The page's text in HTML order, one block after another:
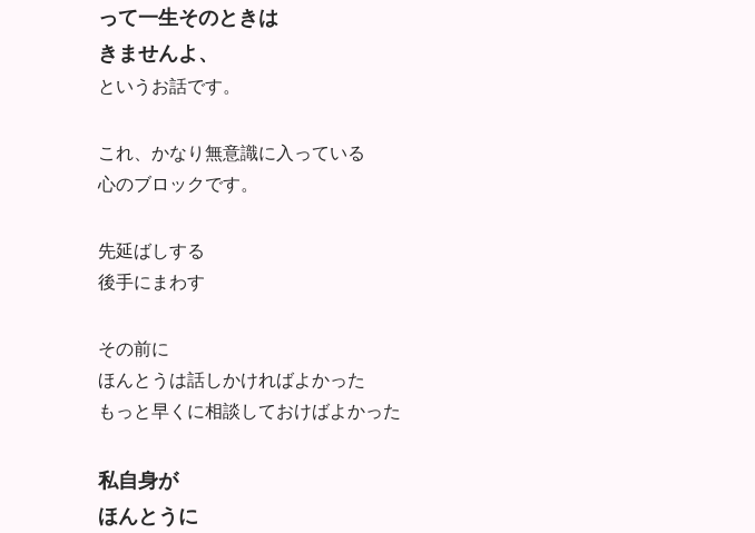
って一生そのときは
きませんよ、
というお話です。
これ、かなり無意識に入っている
心のブロックです。
先延ばしする
後手にまわす
その前に
ほんとうは話しかければよかった
もっと早くに相談しておけばよかった
私自身が
ほんとうに